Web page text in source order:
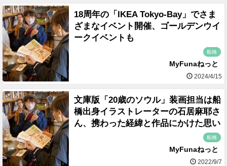
18周年の「IKEA Tokyo-Bay」でさま
ざまなイベント開催、ゴールデンウイ
ークイベントも
船橋
MyFunaねっと
2024/4/15
文庫版「20歳のソウル」装画担当は船
橋出身イラストレーターの石居麻耶さ
ん、携わった経緯と作品にかけた思い
船橋
MyFunaねっと
2022/9/7